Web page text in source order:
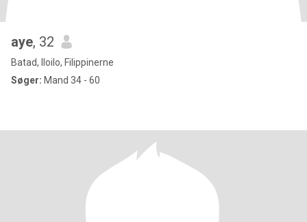
aye, 32
Batad, Iloilo, Filippinerne
Søger: Mand 34 - 60